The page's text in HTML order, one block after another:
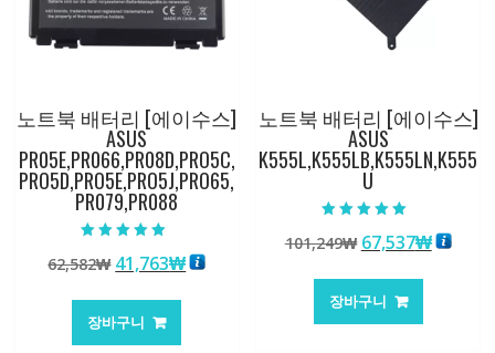
노트북 배터리 [에이수스]
ASUS
PR05E,PR066,PR08D,PRO5C,
PRO5D,PRO5E,PRO5J,PRO65,
PR079,PR088
5.00
로 평가됨
62,582₩ 원
가
격:
41,763₩현
장바구니
노트북 배터리 [에이수스]
ASUS
K555L,K555LB,K555LN,K555
U
5.00
로 평가됨
101,249₩ 원
가
격:
67,537₩현
장바구니